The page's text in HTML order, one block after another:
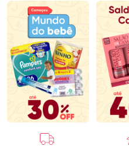
Benefícios